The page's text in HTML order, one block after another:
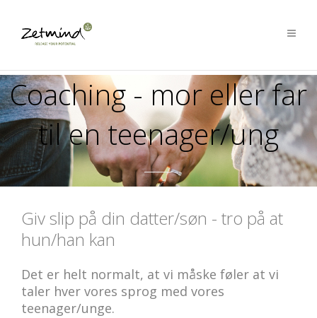
Coaching - mor eller far
til en teenager/ung
Giv slip på din datter/søn - tro på at
hun/han kan
Det er helt normalt, at vi måske føler at vi
taler hver vores sprog med vores
teenager/unge.